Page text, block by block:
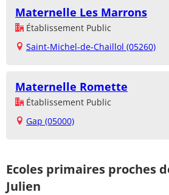
Maternelle Les Marrons
Établissement Public
Saint-Michel-de-Chaillol (05260)
Maternelle Romette
Établissement Public
Gap (05000)
Ecoles primaires proches
Julien